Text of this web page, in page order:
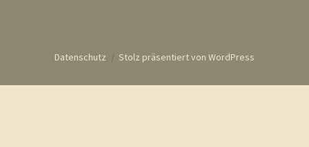
Datenschutz Stolz präsentiert von WordPress